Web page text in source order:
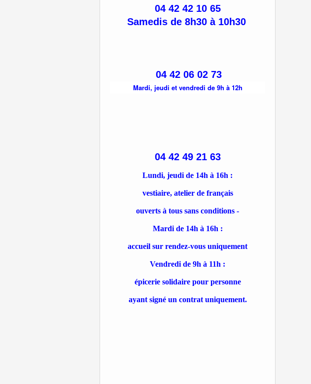
04 42 42 10 65
Samedis de 8h30 à 10h30
04 42 06 02 73
Mardi, jeudi et vendredi de 9h à 12h
04 42 49 21 63
Lundi, jeudi de 14h à 16h :
vestiaire, atelier de français
ouverts à tous sans conditions -
Mardi de 14h à 16h :
accueil sur rendez-vous uniquement
Vendredi de 9h à 11h :
épicerie solidaire pour personne
ayant signé un contrat uniquement.